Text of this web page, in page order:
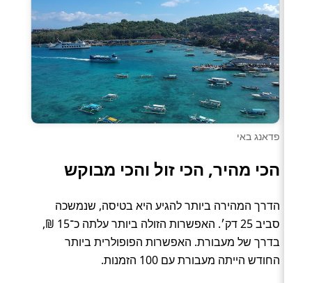
פדאנג באי
הכי מהיר, הכי זול והכי מבוקש
הדרך המהירה ביותר להגיע היא בטיסה, שנמשכה
סביב 25 דק׳. האפשרות הזולה ביותר עלתה כ־15 ₪,
בדרך של מעבורת. האפשרות הפופולרית ביותר
החודש הייתה מעבורת עם 100 הזמנות.